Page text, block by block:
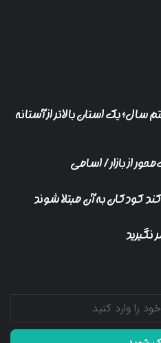
سال؛ یک استان بالاتر از آستانه
کودکان به آن مبتلا شوند
نگیرید